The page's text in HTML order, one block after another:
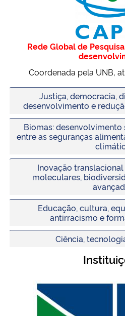
Rede Global de
Coordenada pela UNB,
Justiça, democracia,
desenvolvimento e
Biomas: desenvolvimento
entre as seguranças
Inovação
moleculares,
Educação, cultura,
antirracismo e
Ciência,